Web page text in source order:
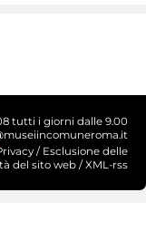
tutti i giorni dalle 9.00
/ Esclusione delle
del sito web /XML-rss